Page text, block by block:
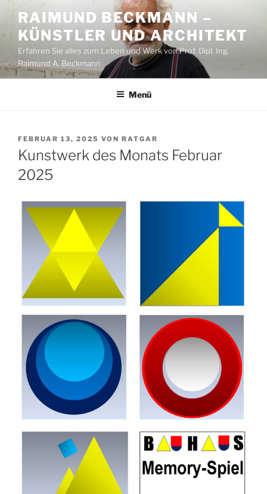
Inhalt
springen
RAIMUND BECKMANN –
KÜNSTLER UND ARCHITEKT
Erfahren Sie alles zum Leben und Werk von Prof. Dipl. Ing.
Raimund A. Beckmann
Menü
VERÖFFENTLICHT
AM
FEBRUAR 13, 2025 VON RATGAR
Kunstwerk des Monats Februar
2025